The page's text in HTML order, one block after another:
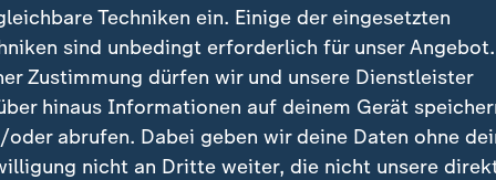
Techniken ein. Einige der eingesetzten
sind unbedingt erforderlich für unser
Zustimmung dürfen wir und unsere Dienstleister
hinaus Informationen auf deinem Gerät
oder abrufen. Dabei geben wir deine Daten ohne
nicht an Dritte weiter, die nicht unsere